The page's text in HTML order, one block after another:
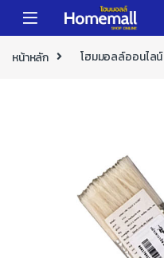
Skip to navigation
Skip to content
หน้าหลัก โฮมมอลล์ออนไลน์